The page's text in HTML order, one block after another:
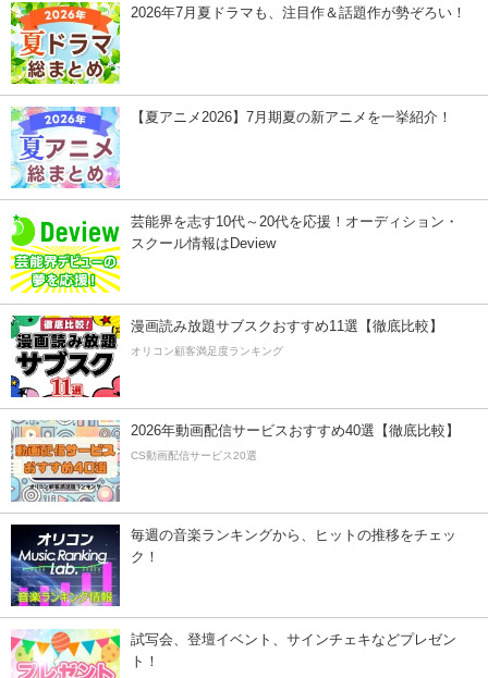
2026年7月夏ドラマも、注目作＆話題作が勢ぞろい！
【夏アニメ2026】7月期夏の新アニメを一挙紹介！
芸能界を志す10代～20代を応援！オーディション・
スクール情報はDeview
漫画読み放題サブスクおすすめ11選【徹底比較】
オリコン顧客満足度ランキング
2026年動画配信サービスおすすめ40選【徹底比較】
CS動画配信サービス20選
毎週の音楽ランキングから、ヒットの推移をチェッ
ク！
試写会、登壇イベント、サインチェキなどプレゼン
ト！